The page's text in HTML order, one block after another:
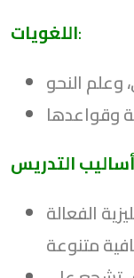
اللغويات:
أساليب التدريس
الفعالة